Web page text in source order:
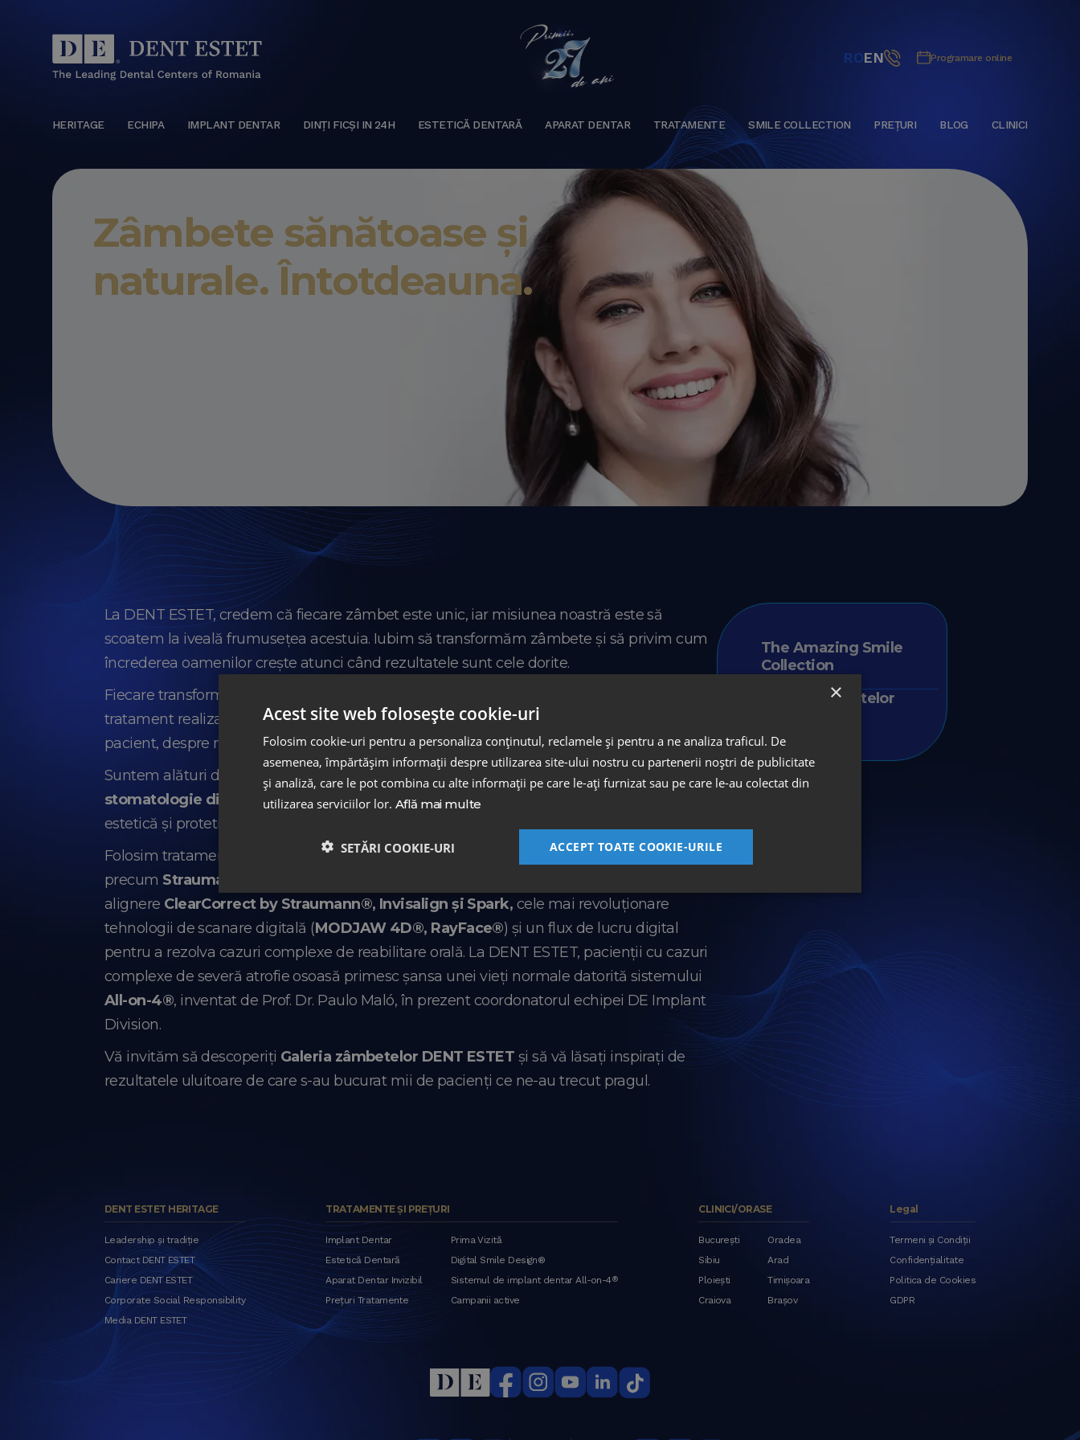
ROEN Programare online
HERITAGE ECHIPA IMPLANT DENTAR DINȚI FICȘI IN 24H ESTETICĂ DENTARĂ APARAT DENTAR TRATAMENTE SMILE COLLECTION PREȚURI BLOG CLINICI
Zâmbete sănătoase și
naturale. Întotdeauna.
La DENT ESTET, credem că fiecare zâmbet este unic, iar misiunea noastră este să
scoatem la iveală frumusețea acestuia. Iubim să transformăm zâmbete și să privim cum
încrederea oamenilor crește atunci când rezultatele sunt cele dorite.
Fiecare transformare spectaculoasă spune o poveste. Despre reușita planului de
tratament realizat de echipa medicală DENT ESTET, despre încrederea acordată de
pacient, despre măiestria artizanilor din Laboratorul de tehnică dentară ASPEN.
Suntem alături de pacienții noștri în călătoria către o viață sănătoasă, oferindu-le acces la
stomatologie digitală integratăși expertiza specialiștilor în implantologie, ortodonție,
estetică și protetică dentară.
Folosim tratamente de implantologie premium, realizate de producători renumiți
precum Straumann® (Elveția) și Nobel Biocare™(Elveția),
alignere ClearCorrect by Straumann®, Invisalign și Spark, cele mai revoluționare
tehnologii de scanare digitală (MODJAW 4D®, RayFace®) și un flux de lucru digital
pentru a rezolva cazuri complexe de reabilitare orală. La DENT ESTET, pacienții cu cazuri
complexe de severă atrofie osoasă primesc șansa unei vieți normale datorită sistemului
All-on-4®, inventat de Prof. Dr. Paulo Maló, în prezent coordonatorul echipei DE Implant
Division.
Vă invităm să descoperiți Galeria zâmbetelor DENT ESTET și să vă lăsați inspirați de
rezultatele uluitoare de care s-au bucurat mii de pacienți ce ne-au trecut pragul.
The Amazing Smile
Collection
Vocea Zâmbetelor
DENT ESTET HERITAGE
Leadership și tradiție
Contact DENT ESTET
Cariere DENT ESTET
Corporate Social Responsibility
Media DENT ESTET
TRATAMENTE ȘI PREȚURI
Implant Dentar
Prima Vizită
Estetică Dentară
Digital Smile Design®
Aparat Dentar Invizibil
Sistemul de implant dentar All-on-4®
Prețuri Tratamente Campanii active
CLINICI/ORASE
București
Oradea
Sibiu
Arad
Ploiești
Timișoara
Craiova
Brașov
Legal
Termeni și Condiții
Confidențialitate
Politica de Cookies
GDPR
×
Acest site web folosește cookie-uri
Folosim cookie-uri pentru a personaliza conținutul, reclamele și pentru a ne analiza traficul. De
asemenea, împărtășim informații despre utilizarea site-ului nostru cu partenerii noștri de publicitate
și analiză, care le pot combina cu alte informații pe care le-ați furnizat sau pe care le-au colectat din
utilizarea serviciilor lor. Află mai multe
ACCEPT TOATE COOKIE-URILE
SETĂRI COOKIE-URI